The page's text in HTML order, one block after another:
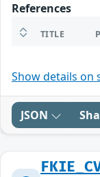
References
TITLE
Show details on
JSON